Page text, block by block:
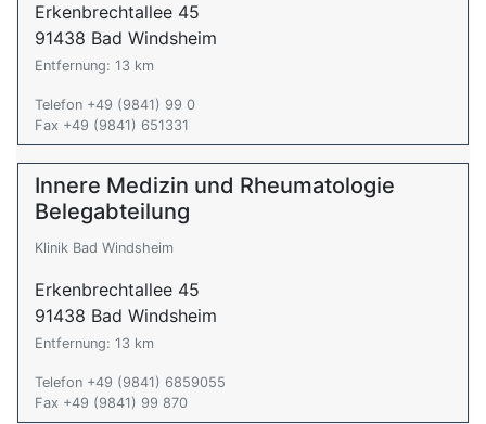
Erkenbrechtallee 45
91438 Bad Windsheim
Entfernung: 13 km
Telefon +49 (9841) 99 0
Fax +49 (9841) 651331
Innere Medizin und Rheumatologie
Belegabteilung
Klinik Bad Windsheim
Erkenbrechtallee 45
91438 Bad Windsheim
Entfernung: 13 km
Telefon +49 (9841) 6859055
Fax +49 (9841) 99 870